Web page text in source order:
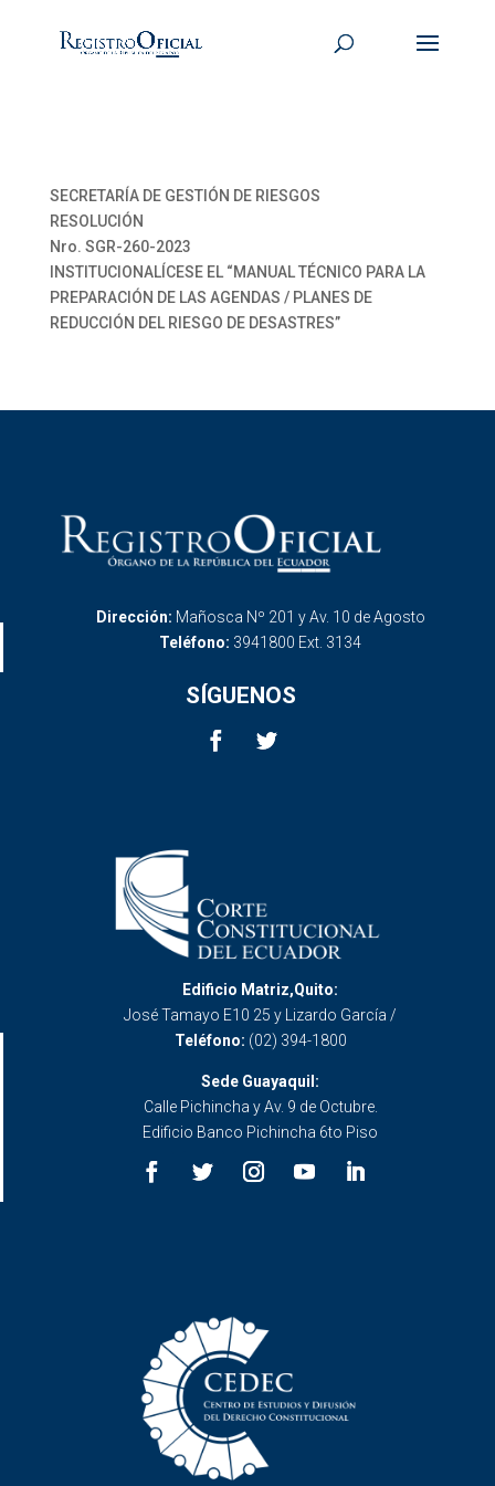
SECRETARÍA DE GESTIÓN DE RIESGOS
RESOLUCIÓN
Nro. SGR-260-2023
INSTITUCIONALÍCESE EL “MANUAL TÉCNICO PARA LA
PREPARACIÓN DE LAS AGENDAS / PLANES DE
REDUCCIÓN DEL RIESGO DE DESASTRES”
Dirección: Mañosca Nº 201 y Av. 10 de Agosto
Teléfono: 3941800 Ext. 3134
SÍGUENOS
Edificio Matriz,Quito:
José Tamayo E10 25 y Lizardo García /
Teléfono: (02) 394-1800
Sede Guayaquil:
Calle Pichincha y Av. 9 de Octubre.
Edificio Banco Pichincha 6to Piso